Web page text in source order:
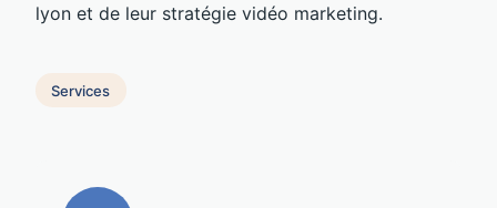
lyon et de leur stratégie vidéo marketing.
Services